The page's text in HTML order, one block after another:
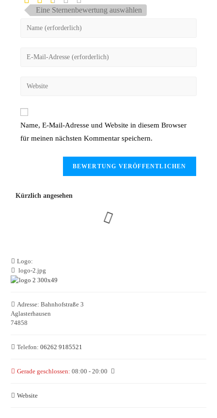
Eine Sternenbewertung auswählen
Name, E-Mail-Adresse und Website in diesem Browser
für meinen nächsten Kommentar speichern.
Kürzlich angesehen
Logo:
logo-2.jpg
Adresse: Bahnhofstraße 3
Aglasterhausen
74858
Telefon: 06262 9185521
Gerade geschlossen: 08:00 - 20:00
Website